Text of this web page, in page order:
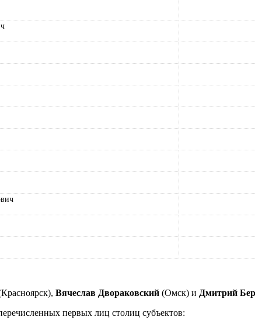
Вячеслав Двораковский (Омск) и Дмитрий
первых лиц столиц субъектов: